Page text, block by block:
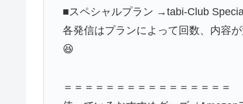
■スペシャルプラン →tabi-Club
各発信はプランによって回数、内容
😆
＝＝＝＝＝＝＝＝＝＝＝＝＝＝＝＝